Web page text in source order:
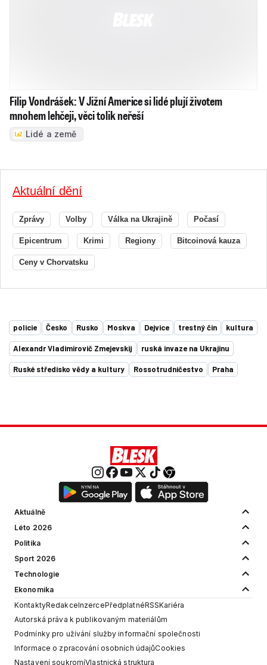
Filip Vondrášek: V Jižní Americe si lidé plují životem
mnohem lehčeji, věci tolik neřeší
Lidé a země
Aktuální dění
Zprávy Volby Válka na Ukrajině Počasí
Epicentrum Krimi Regiony Bitcoinová kauza
Ceny v Chorvatsku
policie Česko Rusko Moskva Dejvice trestný čin kultura
Alexandr Vladimirovič Zmejevskij ruská invaze na Ukrajinu
Ruské středisko vědy a kultury Rossotrudničestvo Praha
Aktuálně
Léto 2026
Politika
Sport 2026
Technologie
Ekonomika
KontaktyRedakceInzercePředplatnéRSSKariéra
Autorská práva k publikovaným materiálům
Podmínky pro užívání služby informační společnosti
Informace o zpracování osobních údajůCookies
Nastavení soukromíVlastnická struktura